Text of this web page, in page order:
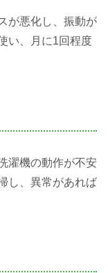
が悪化し、振動が
い、月に1回程度
濯機の動作が不安
し、異常があれば